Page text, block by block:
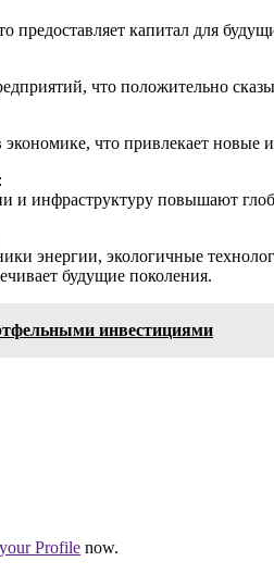
капитал для
что положительно
что привлекает новые
и инфраструктуру повышают
энергии, экологичные
будущие поколения.
инвестициями
Profile now.